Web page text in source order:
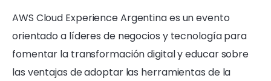
AWS Cloud Experience Argentina es un evento
orientado a líderes de negocios y tecnología para
fomentar la transformación digital y educar sobre
las ventajas de adoptar las herramientas de la